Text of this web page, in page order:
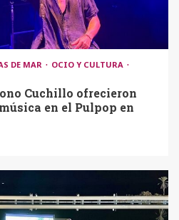
DE MAR
OCIO Y CULTURA
Cuchillo ofrecieron
en el Pulpop en